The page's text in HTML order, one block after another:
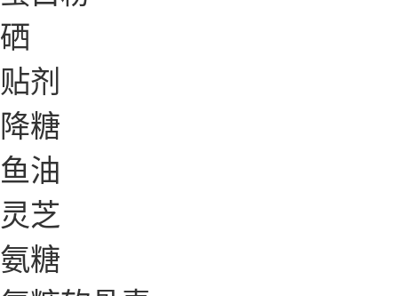
硒
贴剂
降糖
鱼油
灵芝
氨糖